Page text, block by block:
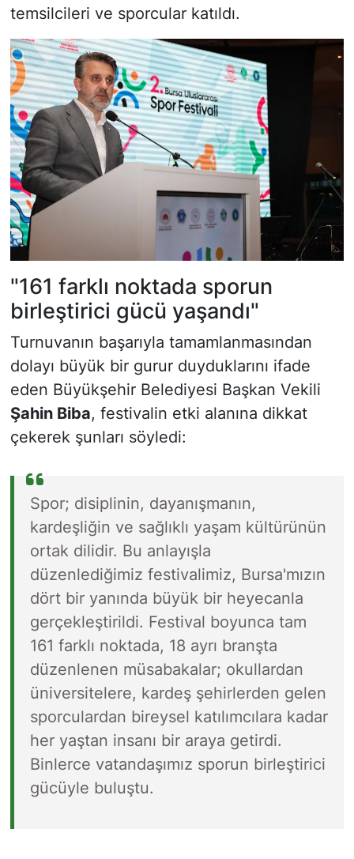
temsilcileri ve sporcular katıldı.
"161 farklı noktada sporun
birleştirici gücü yaşandı"
Turnuvanın başarıyla tamamlanmasından
dolayı büyük bir gurur duyduklarını ifade
eden Büyükşehir Belediyesi Başkan Vekili
Şahin Biba, festivalin etki alanına dikkat
çekerek şunları söyledi:
Spor; disiplinin, dayanışmanın,
kardeşliğin ve sağlıklı yaşam kültürünün
ortak dilidir. Bu anlayışla
düzenlediğimiz festivalimiz, Bursa'mızın
dört bir yanında büyük bir heyecanla
gerçekleştirildi. Festival boyunca tam
161 farklı noktada, 18 ayrı branşta
düzenlenen müsabakalar; okullardan
üniversitelere, kardeş şehirlerden gelen
sporculardan bireysel katılımcılara kadar
her yaştan insanı bir araya getirdi.
Binlerce vatandaşımız sporun birleştirici
gücüyle buluştu.